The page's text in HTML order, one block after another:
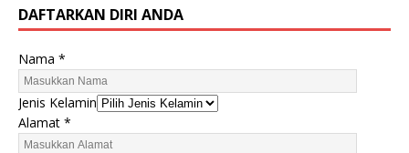
DAFTARKAN DIRI ANDA
Nama *
N
o
Jenis Kelamin
Alamat *